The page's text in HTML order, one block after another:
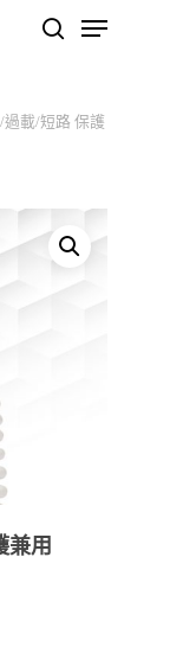
Menu
過載/短路 保護
兼用